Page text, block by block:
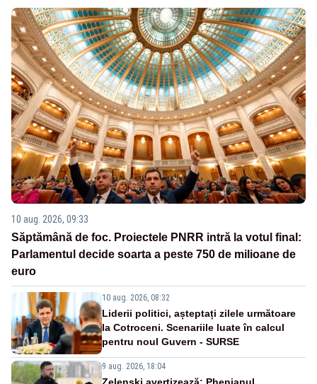
10 aug. 2026, 09:33
Săptămână de foc. Proiectele PNRR intră la votul final:
Parlamentul decide soarta a peste 750 de milioane de
euro
10 aug. 2026, 08:32
Liderii politici, așteptați zilele următoare
la Cotroceni. Scenariile luate în calcul
pentru noul Guvern - SURSE
9 aug. 2026, 18:04